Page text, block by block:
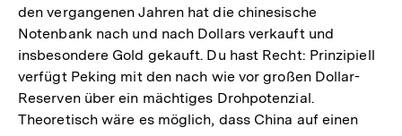
Link:
den vergangenen Jahren hat die chinesische
Notenbank nach und nach Dollars verkauft und
insbesondere Gold gekauft. Du hast Recht: Prinzipiell
verfügt Peking mit den nach wie vor großen Dollar-
Reserven über ein mächtiges Drohpotenzial.
Theoretisch wäre es möglich, dass China auf einen